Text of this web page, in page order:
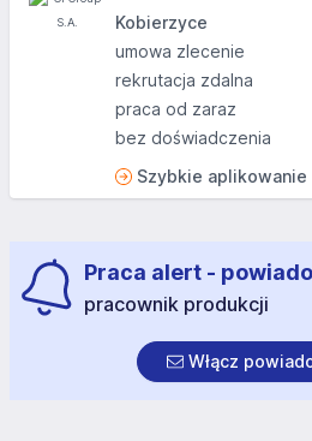
Kobierzyce
umowa zlecenie
rekrutacja zdalna
praca od zaraz
bez doświadczenia
Szybkie aplikowanie
Praca alert -
pracownik produkcji
Włącz